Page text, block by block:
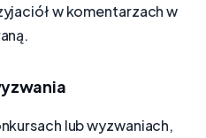
w komentarzach w
lub wyzwaniach,